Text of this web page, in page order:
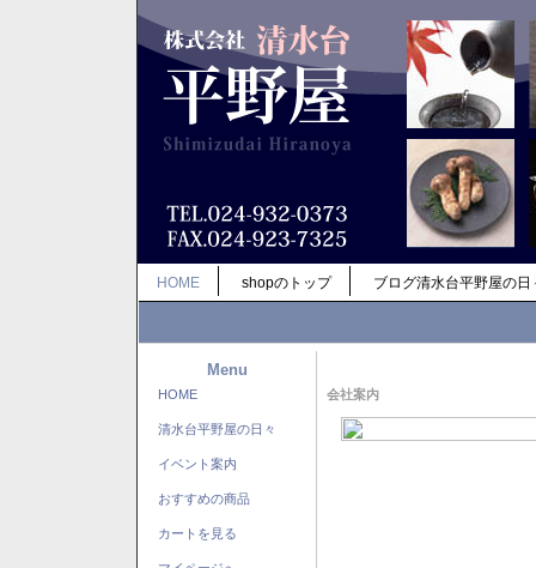
HOME shopのトップ ブログ清水台平野屋の日
Menu
HOME
清水台平野屋の日々
イベント案内
おすすめの商品
カートを見る
会社案内